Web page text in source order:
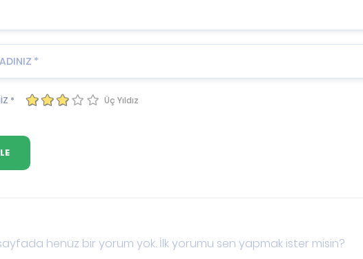
* Üç Yıldız
henüz bir yorum yok. İlk yorumu sen yapmak ister misin?